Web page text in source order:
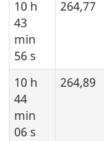
10 h
43
min
56 s
264,77
10 h
44
min
06 s
264,89